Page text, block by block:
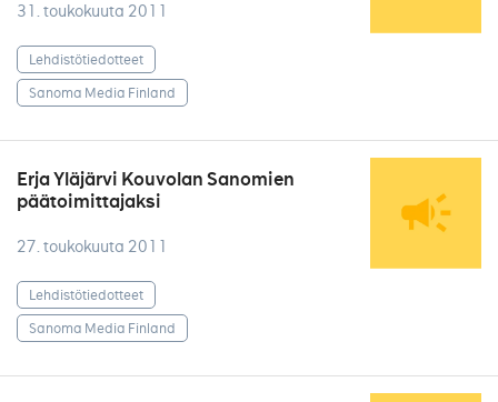
31. toukokuuta 2011
Lehdistötiedotteet
Sanoma Media Finland
Erja Yläjärvi Kouvolan Sanomien
päätoimittajaksi
27. toukokuuta 2011
Lehdistötiedotteet
Sanoma Media Finland